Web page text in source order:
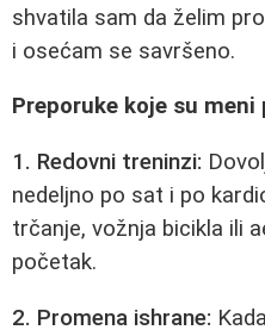
shvatila sam da želim
i osećam se savršeno.
Preporuke koje su meni
1. Redovni treninzi:
nedeljno po sat i po
trčanje, vožnja bicikla ili
početak.
2. Promena ishrane: